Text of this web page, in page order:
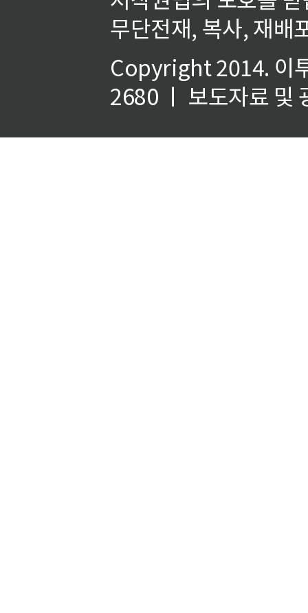
무단전재, 복사, 재배
Copyright 2014. 이
2680 ㅣ 보도자료